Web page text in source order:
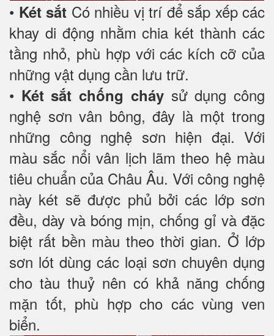
• Két sắt Có nhiều vị trí để sắp xếp các
khay di động nhằm chia két thành các
tầng nhỏ, phù hợp với các kích cỡ của
những vật dụng cần lưu trữ.
• Két sắt chống cháysử dụng công
nghệ sơn vân bông, đây là một trong
những công nghệ sơn hiện đại. Với
màu sắc nổi vân lịch lãm theo hệ màu
tiêu chuẩn của Châu Âu. Với công nghệ
này két sẽ được phủ bởi các lớp sơn
đều, dày và bóng mịn, chống gỉ và đặc
biệt rất bền màu theo thời gian. Ở lớp
sơn lót dùng các loại sơn chuyên dụng
cho tàu thuỷ nên có khả năng chống
mặn tốt, phù hợp cho các vùng ven
biển.